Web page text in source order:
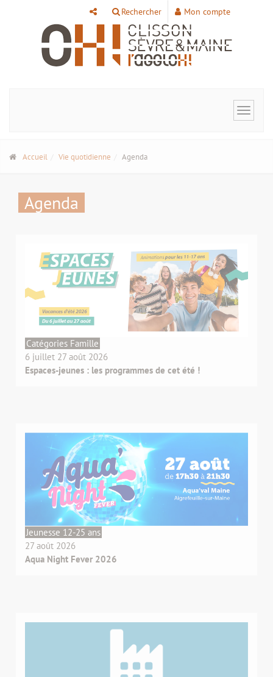
Rechercher Mon compte
Toggle
Accueil Vie quotidienne Agenda
Agenda
Catégories Famille
6 juillet 27 août 2026
Espaces-jeunes : les programmes de cet été !
Jeunesse 12-25 ans
27 août 2026
Aqua Night Fever 2026
Panneau de gestion des cookies